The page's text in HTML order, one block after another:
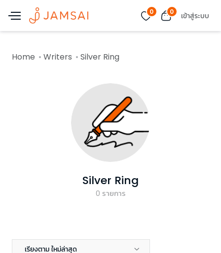
0 0 เข้าสู่ระบบ
Home Writers Silver Ring
Silver Ring
0 รายการ
เรียงตาม ใหม่ล่าสุด